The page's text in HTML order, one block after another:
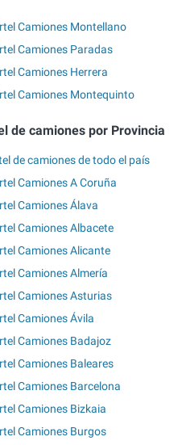
Camiones Montellano
Camiones Paradas
Camiones Herrera
Camiones Montequinto
de camiones por Provincia
de camiones de todo el país
Camiones A Coruña
Camiones Álava
Camiones Albacete
Camiones Alicante
Camiones Almería
Camiones Asturias
Camiones Ávila
Camiones Badajoz
Camiones Baleares
Camiones Barcelona
Camiones Bizkaia
Camiones Burgos